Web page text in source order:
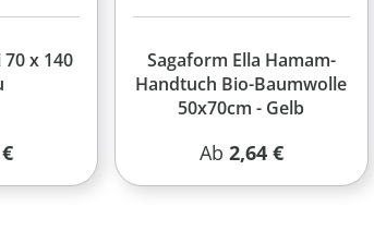
x 140
Preis:
Sagaform Ella Hamam-
Handtuch Bio-Baumwolle
50x70cm - Gelb
Regulärer Preis:
Ab 2,64 €